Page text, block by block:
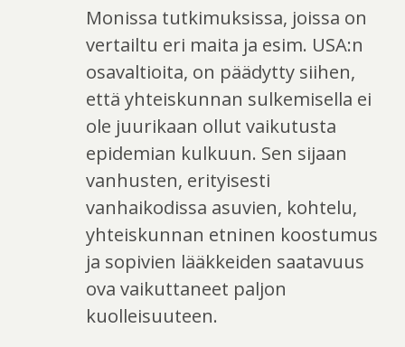
Monissa tutkimuksissa, joissa on
vertailtu eri maita ja esim. USA:n
osavaltioita, on päädytty siihen,
että yhteiskunnan sulkemisella ei
ole juurikaan ollut vaikutusta
epidemian kulkuun. Sen sijaan
vanhusten, erityisesti
vanhaikodissa asuvien, kohtelu,
yhteiskunnan etninen koostumus
ja sopivien lääkkeiden saatavuus
ova vaikuttaneet paljon
kuolleisuuteen.